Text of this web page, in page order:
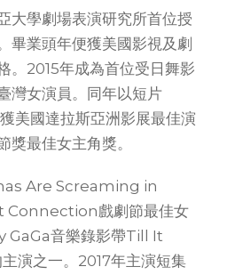
大學劇場表演研究所首位授
畢業頭年便獲美國影視及劇
。 2015年成為首位受日舞影
灣女演員。同年以短片
獲美國達拉斯亞洲影展最佳演
獎最佳女主角獎。
Are Screaming in
Connection戲劇節最佳女
GaGa音樂錄影帶Till It
演之一。 2017年主演短集